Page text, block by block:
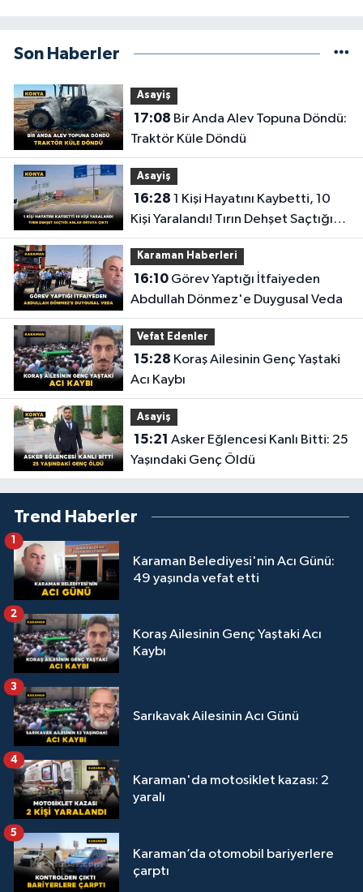
Son Haberler
Asayiş
17:08
Traktör Küle Döndü
Asayiş
16:28
Kişi Yaralandı! Tırın Dehşet Saçtığı
Anlar Ortaya Çıktı
Karaman Haberleri
16:10Görev Yaptığı İtfaiyeden
Abdullah Dönmez'e Duygusal Veda
Vefat Edenler
15:28
Acı Kaybı
Asayiş
15:21
Yaşındaki Genç Öldü
Trend Haberler
Karaman Belediyesi'nin Acı Günü:
49 yaşında vefat etti
1
Koraş Ailesinin Genç Yaştaki Acı
Kaybı
2
Sarıkavak Ailesinin Acı Günü
3
Karaman'da motosiklet kazası: 2
yaralı
4
Karaman’da otomobil bariyerlere
çarptı
5